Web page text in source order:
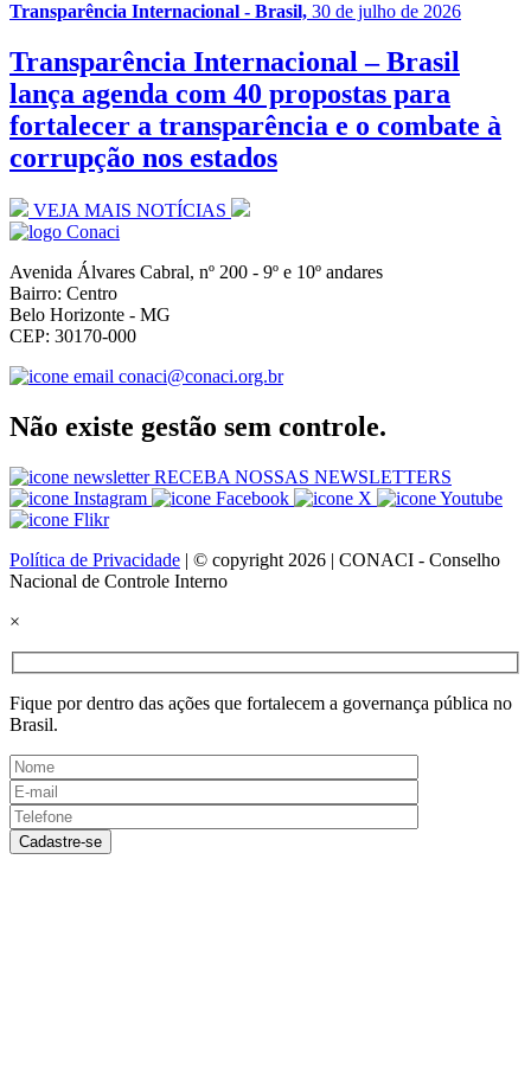
Transparência Internacional - Brasil, 30 de julho de 2026
Transparência Internacional – Brasil
lança agenda com 40 propostas para
fortalecer a transparência e o combate à
corrupção nos estados
VEJA MAIS NOTÍCIAS
Avenida Álvares Cabral, nº 200 - 9º e 10º andares
Bairro: Centro
Belo Horizonte - MG
CEP: 30170-000
conaci@conaci.org.br
Não existe gestão sem controle.
RECEBA NOSSAS NEWSLETTERS
Política de Privacidade | © copyright 2026 | CONACI - Conselho
Nacional de Controle Interno
×
Fique por dentro das ações que fortalecem a governança pública no
Brasil.